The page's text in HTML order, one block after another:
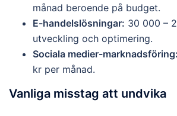
månad beroende på budget.
E-handelslösningar: 30 000 –
utveckling och optimering.
Sociala medier-marknadsföring:
kr per månad.
Vanliga misstag att undvika